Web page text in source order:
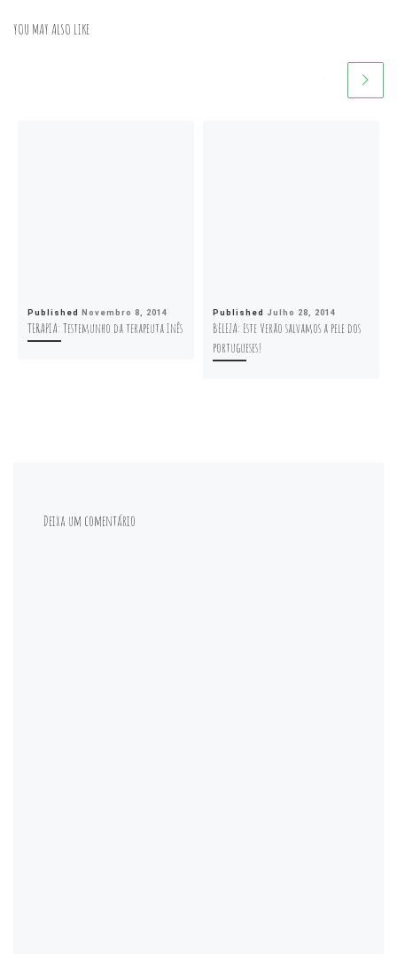
YOU MAY ALSO LIKE
Published Novembro 8, 2014
TERAPIA: Testemunho da terapeuta Inês
Published Julho 28, 2014
BELEZA: Este Verão salvamos a pele dos
portugueses!
Deixa um comentário